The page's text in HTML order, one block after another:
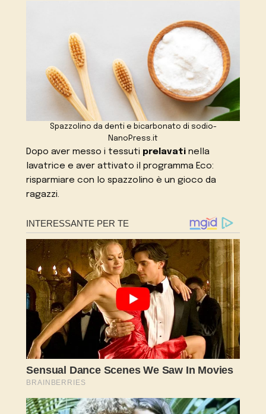
Spazzolino da denti e bicarbonato di sodio-
NanoPress.it
Dopo aver messo i tessuti prelavati nella
lavatrice e aver attivato il programma Eco:
risparmiare con lo spazzolino è un gioco da
ragazzi.